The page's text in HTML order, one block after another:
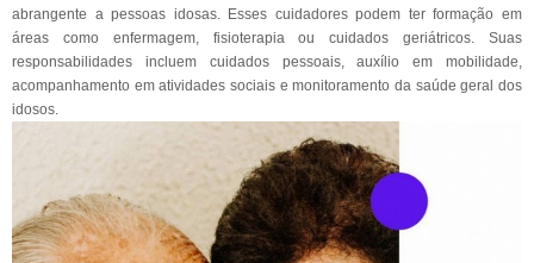
abrangente a pessoas idosas. Esses cuidadores podem ter formação em
áreas como enfermagem, fisioterapia ou cuidados geriátricos. Suas
responsabilidades incluem cuidados pessoais, auxílio em mobilidade,
acompanhamento em atividades sociais e monitoramento da saúde geral dos
idosos.